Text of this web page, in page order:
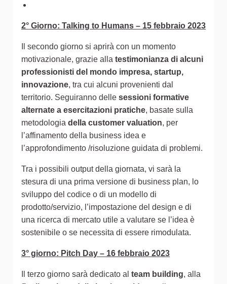
2° Giorno: Talking to Humans – 15 febbraio 2023
Il secondo giorno si aprirà con un momento
motivazionale, grazie alla testimonianza di alcuni
professionisti del mondo impresa, startup,
innovazione, tra cui alcuni provenienti dal
territorio. Seguiranno delle sessioni formative
alternate a esercitazioni pratiche, basate sulla
metodologia della customer valuation, per
l’affinamento della business idea e
l’approfondimento /risoluzione guidata di problemi.
Tra i possibili output della giornata, vi sarà la
stesura di una prima versione di business plan, lo
sviluppo del codice o di un modello di
prodotto/servizio, l’impostazione del design e di
una ricerca di mercato utile a valutare se l’idea è
sostenibile o se necessita di essere rimodulata.
3° giorno: Pitch Day – 16 febbraio 2023
Il terzo giorno sarà dedicato al team building, alla